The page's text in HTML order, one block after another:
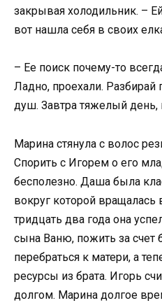
закрывая холодильник. –
вот нашла себя в своих
– Ее поиск почему-то
Ладно, проехали. Разбирай
душ. Завтра тяжелый день,
Марина стянула с волос
Спорить с Игорем о его
бесполезно. Даша была
вокруг которой
тридцать два года она
сына Ваню, пожить за
перебраться к матери, а
ресурсы из брата. Игорь
долгом. Марина долгое